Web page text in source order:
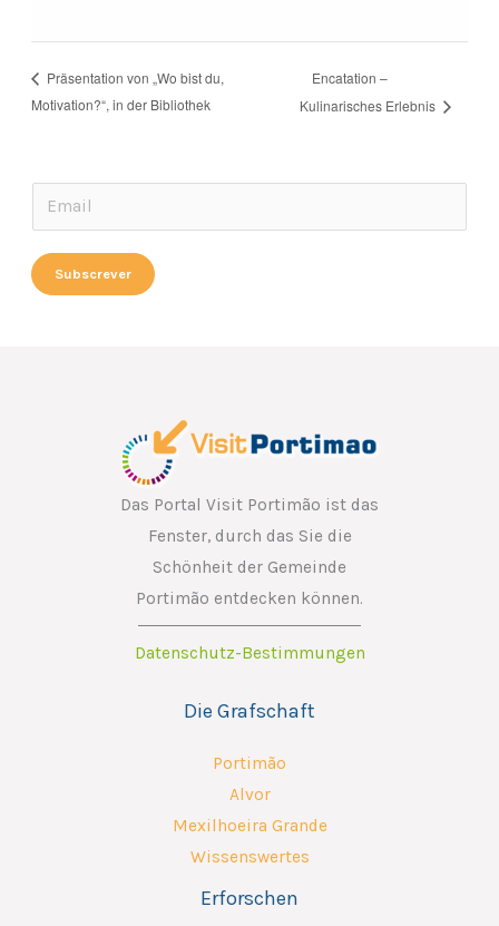
Präsentation von „Wo bist du,
Motivation?“, in der Bibliothek
Encatation –
Kulinarisches Erlebnis
E
i
m
a
i
Subscrever
Das Portal Visit Portimão ist das
Fenster, durch das Sie die
Schönheit der Gemeinde
Portimão entdecken können.
Datenschutz-Bestimmungen
Die Grafschaft
Portimão
Alvor
Mexilhoeira Grande
Wissenswertes
Erforschen